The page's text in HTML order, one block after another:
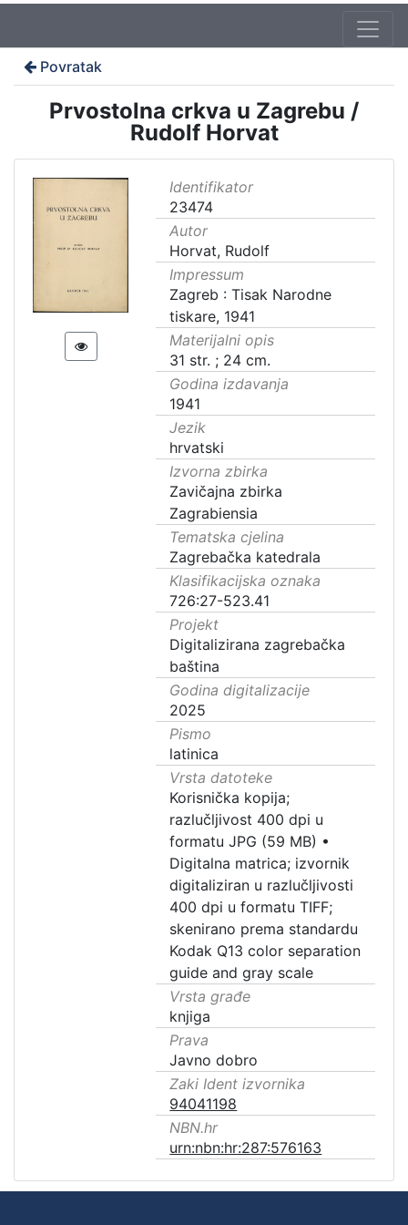
Povratak
Prvostolna crkva u Zagrebu /
Rudolf Horvat
Identifikator
23474
Autor
Horvat, Rudolf
Impressum
Zagreb : Tisak Narodne
tiskare, 1941
Materijalni opis
31 str. ; 24 cm.
Godina izdavanja
1941
Jezik
hrvatski
Izvorna zbirka
Zavičajna zbirka
Zagrabiensia
Tematska cjelina
Zagrebačka katedrala
Klasifikacijska oznaka
726:27-523.41
Projekt
Digitalizirana zagrebačka
baština
Godina digitalizacije
2025
Pismo
latinica
Vrsta datoteke
Korisnička kopija;
razlučljivost 400 dpi u
formatu JPG (59 MB) •
Digitalna matrica; izvornik
digitaliziran u razlučljivosti
400 dpi u formatu TIFF;
skenirano prema standardu
Kodak Q13 color separation
guide and gray scale
Vrsta građe
knjiga
Prava
Javno dobro
Zaki Ident izvornika
94041198
NBN.hr
urn:nbn:hr:287:576163